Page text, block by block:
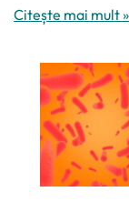
Citește mai mult »